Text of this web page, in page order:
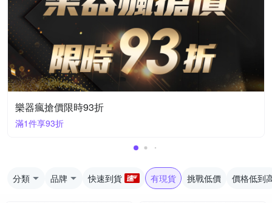
樂器瘋搶價限時93折
滿1件享93折
分類 品牌 快速到貨 有現貨 挑戰低價 價格低到